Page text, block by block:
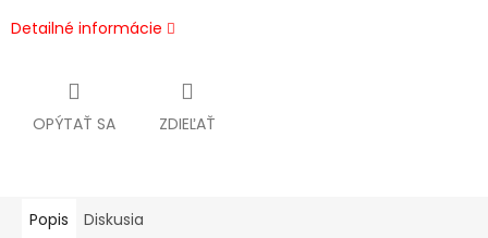
Detailné informácie
OPÝTAŤ SA ZDIEĽAŤ
Popis Diskusia